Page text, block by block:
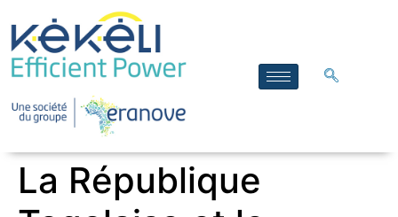
La République